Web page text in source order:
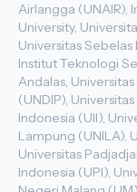
Airlangga (UNAIR),
University,
Universitas Sebelas
Institut Teknologi
Andalas,
(UNDIP),
Indonesia (UII),
Lampung (UNILA),
Universitas
Indonesia (UPI),